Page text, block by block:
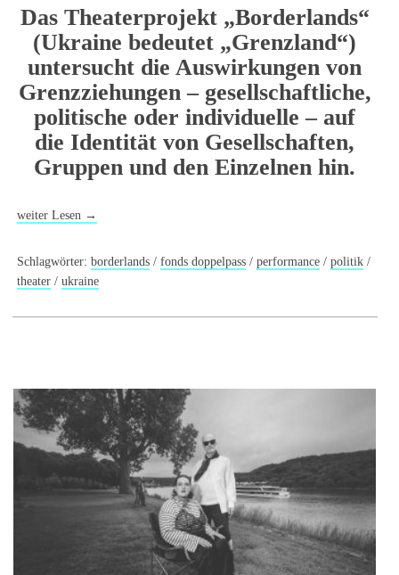
Das Theaterprojekt „Borderlands“
(Ukraine bedeutet „Grenzland“)
untersucht die Auswirkungen von
Grenzziehungen – gesellschaftliche,
politische oder individuelle – auf
die Identität von Gesellschaften,
Gruppen und den Einzelnen hin.
weiter Lesen →
Schlagwörter:borderlands /fonds doppelpass /performance /politik /
theater /ukraine